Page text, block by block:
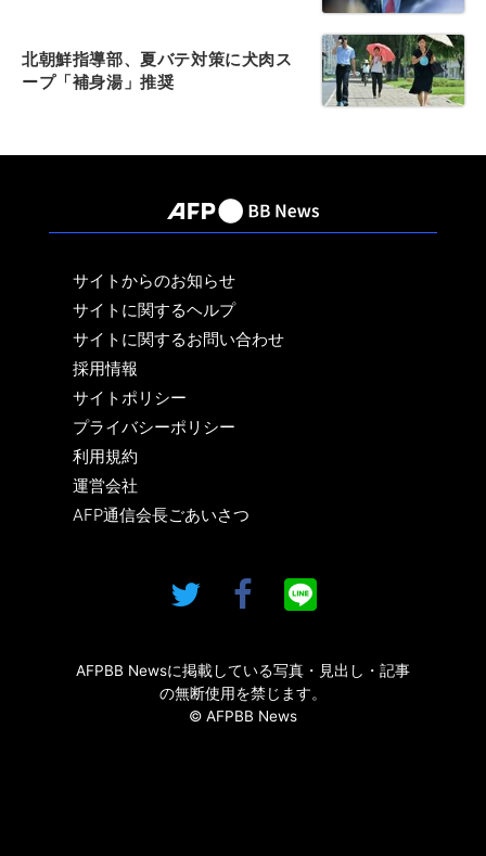
北朝鮮指導部、夏バテ対策に犬肉ス
ープ「補身湯」推奨
サイトからのお知らせ
サイトに関するヘルプ
サイトに関するお問い合わせ
採用情報
サイトポリシー
プライバシーポリシー
利用規約
運営会社
AFP通信会長ごあいさつ
AFPBB Newsに掲載している写真・見出し・記事
の無断使用を禁じます。
© AFPBB News